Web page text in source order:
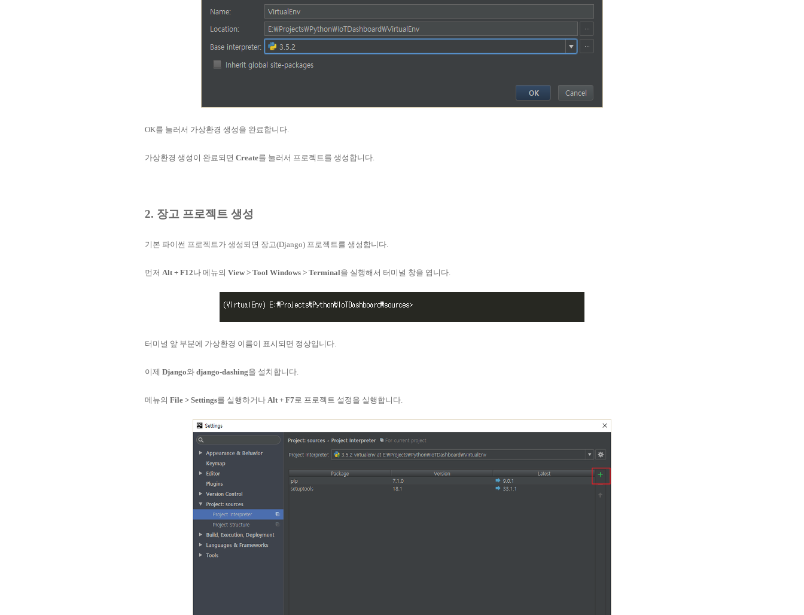
OK를 눌러서 가상환경 생성을 완료합니다.
가상환경 생성이 완료되면 Create를 눌러서 프로젝트를 생성합니다.
2. 장고 프로젝트 생성
기본 파이썬 프로젝트가 생성되면 장고(Django) 프로젝트를 생성합니다.
먼저 Alt + F12나 메뉴의 View > Tool Windows > Terminal을 실행해서 터미널 창을 엽니다.
터미널 앞 부분에 가상환경 이름이 표시되면 정상입니다.
이제 Django와 django-dashing을 설치합니다.
메뉴의 File > Settings를 실행하거나 Alt + F7로 프로젝트 설정을 실행합니다.